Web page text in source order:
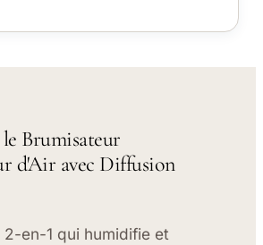
Brumisateur
d'Air avec Diffusion
en-1 qui humidifie et